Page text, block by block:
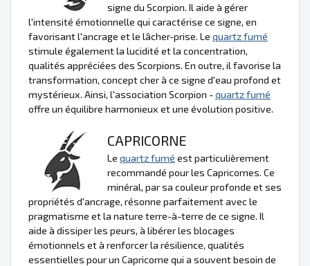
signe du Scorpion. Il aide à gérer
l'intensité émotionnelle qui caractérise ce signe, en
favorisant l'ancrage et le lâcher-prise. Le quartz fumé
stimule également la lucidité et la concentration,
qualités appréciées des Scorpions. En outre, il favorise la
transformation, concept cher à ce signe d'eau profond et
mystérieux. Ainsi, l'association Scorpion -quartz fumé
offre un équilibre harmonieux et une évolution positive.
CAPRICORNE
Le quartz fumé est particulièrement
recommandé pour les Capricornes. Ce
minéral, par sa couleur profonde et ses
propriétés d'ancrage, résonne parfaitement avec le
pragmatisme et la nature terre-à-terre de ce signe. Il
aide à dissiper les peurs, à libérer les blocages
émotionnels et à renforcer la résilience, qualités
essentielles pour un Capricorne qui a souvent besoin de